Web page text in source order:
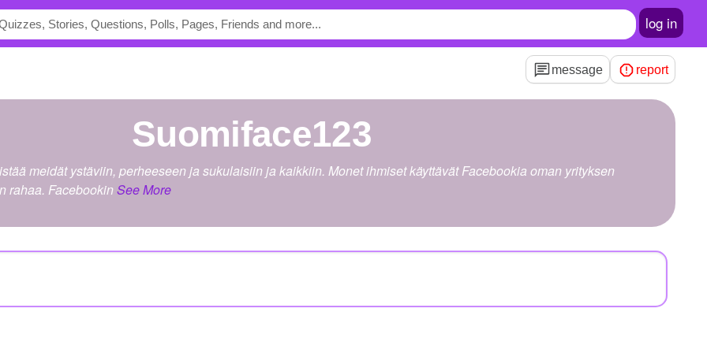
log in
message report
suomiface123
meidät ystäviin, perheeseen ja sukulaisiin ja kaikkiin. Monet ihmiset käyttävät Facebookia oman yrityksen
rahaa. FacebookinSee More